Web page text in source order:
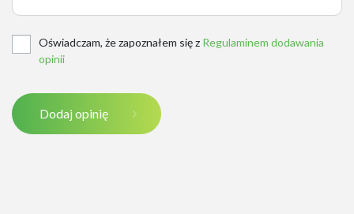
Oświadczam, że zapoznałem się z Regulaminem dodawania
opinii
Dodaj opinię